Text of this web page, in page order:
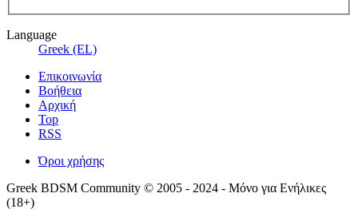
Language
Greek (EL)
Επικοινωνία
Βοήθεια
Αρχική
Top
RSS
Όροι χρήσης
Greek BDSM Community © 2005 - 2024 - Μόνο για Ενήλικες
(18+)